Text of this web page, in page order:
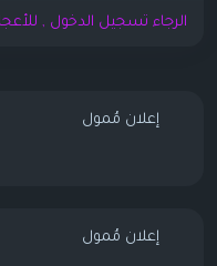
الرجاء تسجيل الدخول ,
إعلان مُمول
إعلان مُمول